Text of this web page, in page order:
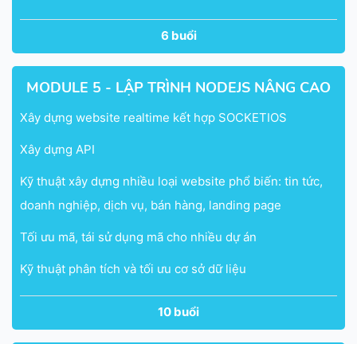
6 buổi
MODULE 5 - LẬP TRÌNH NODEJS NÂNG CAO
Xây dựng website realtime kết hợp SOCKETIOS
Xây dựng API
Kỹ thuật xây dựng nhiều loại website phổ biến: tin tức,
doanh nghiệp, dịch vụ, bán hàng, landing page
Tối ưu mã, tái sử dụng mã cho nhiều dự án
Kỹ thuật phân tích và tối ưu cơ sở dữ liệu
10 buổi